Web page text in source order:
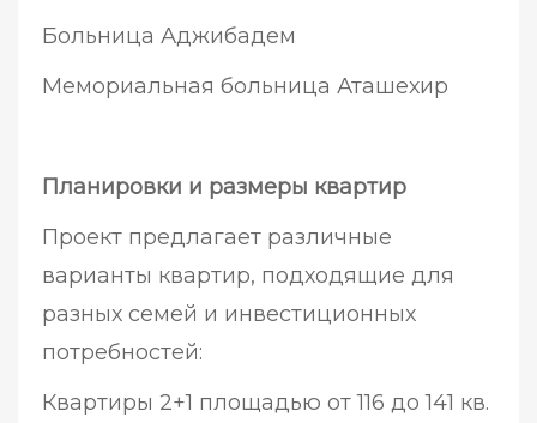
Больница Аджибадем
Мемориальная больница Аташехир
Планировки и размеры квартир
Проект предлагает различные
варианты квартир, подходящие для
разных семей и инвестиционных
потребностей:
Квартиры 2+1 площадью от 116 до 141 кв.